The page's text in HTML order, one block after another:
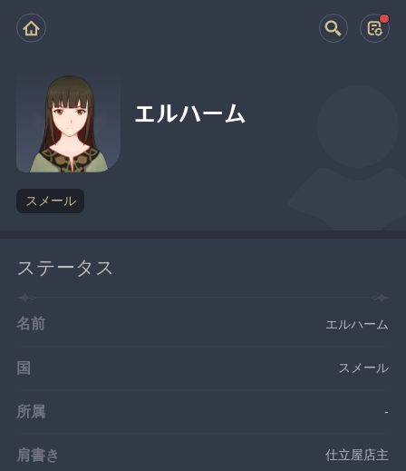
エルハーム
スメール
ステータス
名前 エルハーム
国 スメール
所属 -
肩書き 仕立屋店主